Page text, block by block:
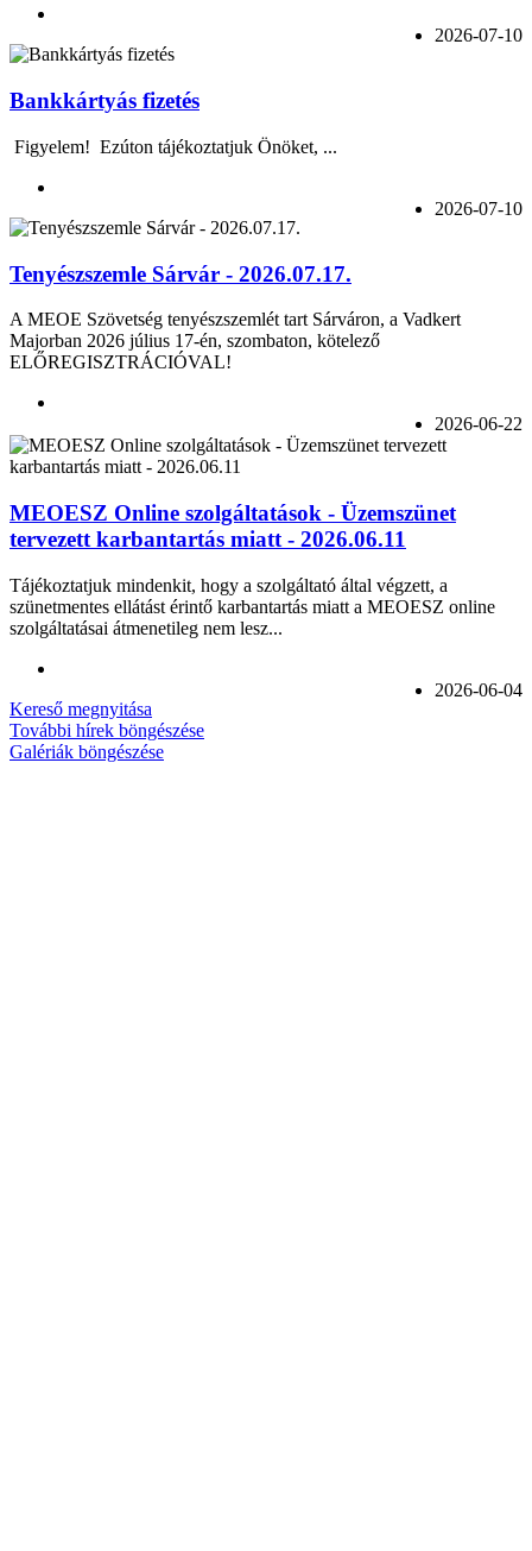
2026-07-10
Bankkártyás fizetés
Figyelem! Ezúton tájékoztatjuk Önöket, ...
2026-07-10
Tenyészszemle Sárvár - 2026.07.17.
A MEOE Szövetség tenyészszemlét tart Sárváron, a Vadkert
Majorban 2026 július 17-én, szombaton, kötelező
ELŐREGISZTRÁCIÓVAL!
2026-06-22
MEOESZ Online szolgáltatások - Üzemszünet
tervezett karbantartás miatt - 2026.06.11
Tájékoztatjuk mindenkit, hogy a szolgáltató által végzett, a
szünetmentes ellátást érintő karbantartás miatt a MEOESZ online
szolgáltatásai átmenetileg nem lesz...
2026-06-04
Kereső megnyitása
További hírek böngészése
Galériák böngészése